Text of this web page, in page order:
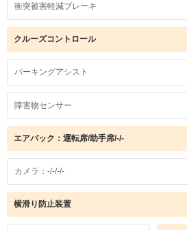
衝突被害軽減ブレーキ
クルーズコントロール
パーキングアシスト
障害物センサー
エアバック：運転席/助手席/-/-
カメラ：-/-/-/-
横滑り防止装置